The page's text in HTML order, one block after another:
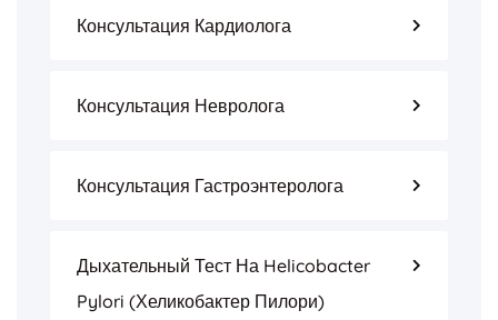
Консультация Кардиолога
Консультация Невролога
Консультация Гастроэнтеролога
Дыхательный Тест На Helicobacter
Pylori (Хеликобактер Пилори)